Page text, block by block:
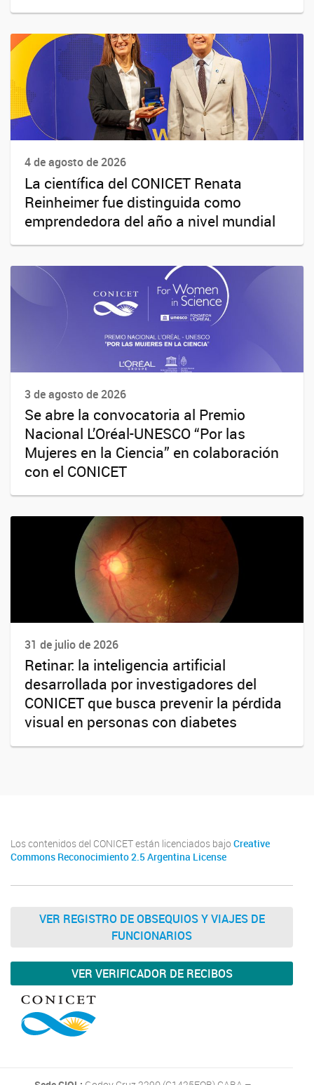
4 de agosto de 2026
La científica del CONICET Renata
Reinheimer fue distinguida como
emprendedora del año a nivel mundial
3 de agosto de 2026
Se abre la convocatoria al Premio
Nacional L’Oréal-UNESCO “Por las
Mujeres en la Ciencia” en colaboración
con el CONICET
31 de julio de 2026
Retinar: la inteligencia artificial
desarrollada por investigadores del
CONICET que busca prevenir la pérdida
visual en personas con diabetes
Los contenidos del CONICET están licenciados bajo Creative
Commons Reconocimiento 2.5 Argentina License
VER REGISTRO DE OBSEQUIOS Y VIAJES DE
FUNCIONARIOS
VER VERIFICADOR DE RECIBOS